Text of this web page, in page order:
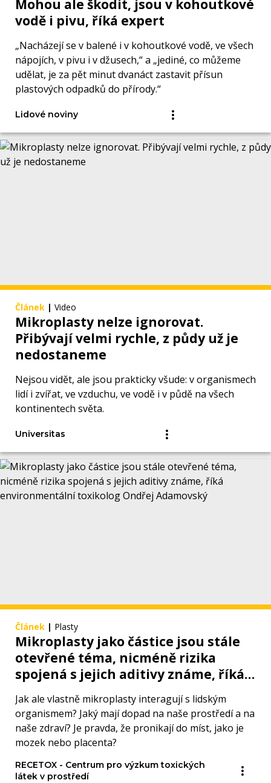
Mohou ale škodit, jsou v kohoutkové
vodě i pivu, říká expert
„Nacházejí se v balené i v kohoutkové vodě, ve všech
nápojích, v pivu i v džusech,“ a „jediné, co můžeme
udělat, je za pět minut dvanáct zastavit přísun
plastových odpadků do přírody.“
Lidové noviny
Článek | Video
Mikroplasty nelze ignorovat.
Přibývají velmi rychle, z půdy už je
nedostaneme
Nejsou vidět, ale jsou prakticky všude: v organismech
lidí i zvířat, ve vzduchu, ve vodě i v půdě na všech
kontinentech světa.
Universitas
Článek | Plasty
Mikroplasty jako částice jsou stále
otevřené téma, nicméně rizika
spojená s jejich aditivy známe, říká
environmentální toxikolog Ondřej
Adamovský
Jak ale vlastně mikroplasty interagují s lidským
organismem? Jaký mají dopad na naše prostředí a na
naše zdraví? Je pravda, že pronikají do míst, jako je
mozek nebo placenta?
RECETOX - Centrum pro výzkum toxických
látek v prostředí